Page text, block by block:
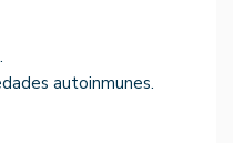
autoinmunes.